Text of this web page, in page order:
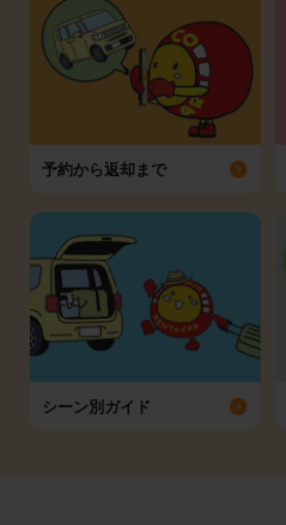
予約から返却まで
シーン別ガイド